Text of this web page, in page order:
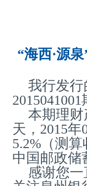
“海西·源
我行发行
本期理财
天，2015
5.2%（测
中国邮政储
感谢您